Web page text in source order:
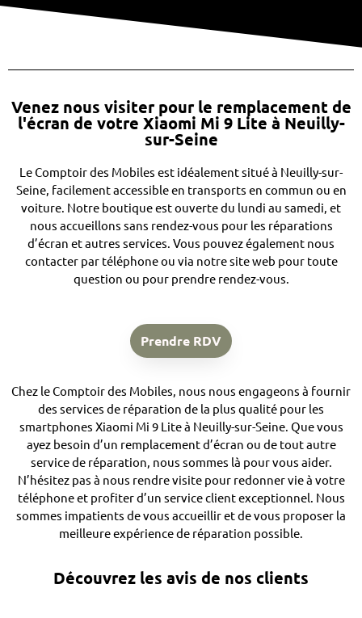
Venez nous visiter pour le remplacement de
l'écran de votre Xiaomi Mi 9 Lite à Neuilly-
sur-Seine
Le Comptoir des Mobiles est idéalement situé à Neuilly-sur-
Seine, facilement accessible en transports en commun ou en
voiture. Notre boutique est ouverte du lundi au samedi, et
nous accueillons sans rendez-vous pour les réparations
d’écran et autres services. Vous pouvez également nous
contacter par téléphone ou via notre site web pour toute
question ou pour prendre rendez-vous.
Prendre RDV
Chez le Comptoir des Mobiles, nous nous engageons à fournir
des services de réparation de la plus qualité pour les
smartphones Xiaomi Mi 9 Lite à Neuilly-sur-Seine. Que vous
ayez besoin d’un remplacement d’écran ou de tout autre
service de réparation, nous sommes là pour vous aider.
N’hésitez pas à nous rendre visite pour redonner vie à votre
téléphone et profiter d’un service client exceptionnel. Nous
sommes impatients de vous accueillir et de vous proposer la
meilleure expérience de réparation possible.
Découvrez les avis de nos clients